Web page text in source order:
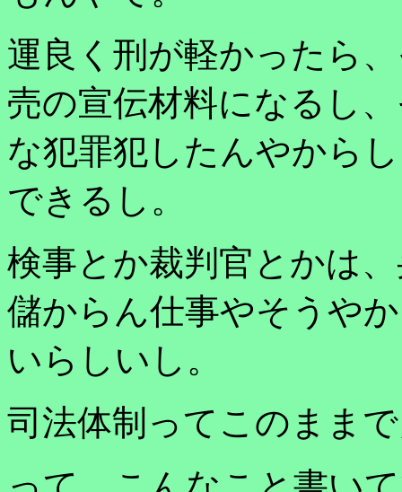
運良く刑が軽かったら
売の宣伝材料になるし
な犯罪犯したんやから
できるし。
検事とか裁判官とかは
儲からん仕事やそうや
いらしいし。
司法体制ってこのまま